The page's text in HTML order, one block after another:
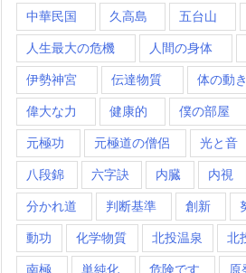
中華民国 久高島 五台山
人生最大の危機 人間の身体
伊勢神宮 伝達物質 体の動き
偉大な力 健康的 僕の部屋
元極功 元極道の僧侶 光と音
八段錦 六字訣 内臓 内視
分かれ道 判断基準 創新
動功 化学物質 北投温泉 北
南極 単純化 危険です 原